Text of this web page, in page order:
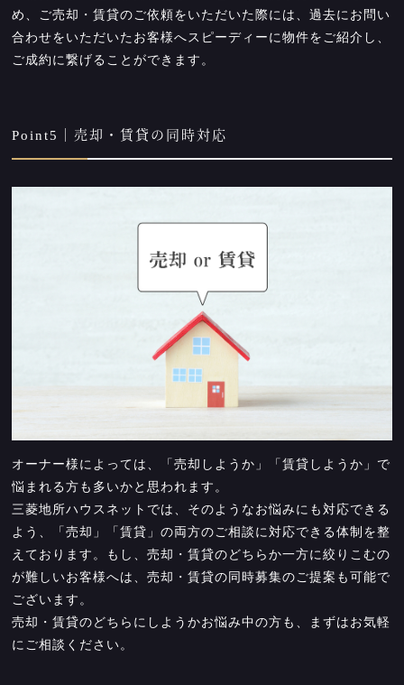
め、ご売却・賃貸のご依頼をいただいた際には、過去にお問い
合わせをいただいたお客様へスピーディーに物件をご紹介し、
ご成約に繋げることができます。
Point5｜売却・賃貸の同時対応
オーナー様によっては、「売却しようか」「賃貸しようか」で
悩まれる方も多いかと思われます。
三菱地所ハウスネットでは、そのようなお悩みにも対応できる
よう、「売却」「賃貸」の両方のご相談に対応できる体制を整
えております。もし、売却・賃貸のどちらか一方に絞りこむの
が難しいお客様へは、売却・賃貸の同時募集のご提案も可能で
ございます。
売却・賃貸のどちらにしようかお悩み中の方も、まずはお気軽
にご相談ください。